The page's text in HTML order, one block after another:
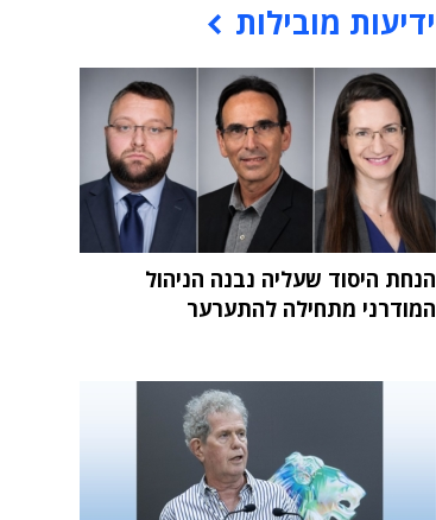
ידיעות מובילות
הנחת היסוד שעליה נבנה הניהול
המודרני מתחילה להתערער